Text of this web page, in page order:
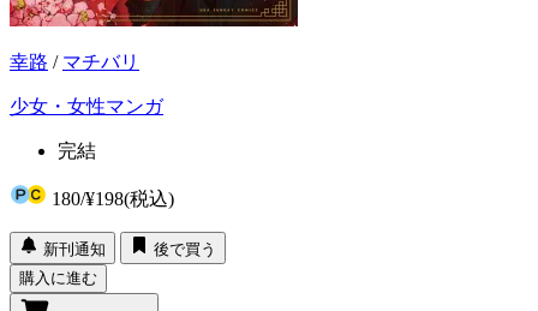
幸路 / マチバリ
少女・女性マンガ
完結
180/¥198(税込)
新刊通知
後で買う
購入に進む